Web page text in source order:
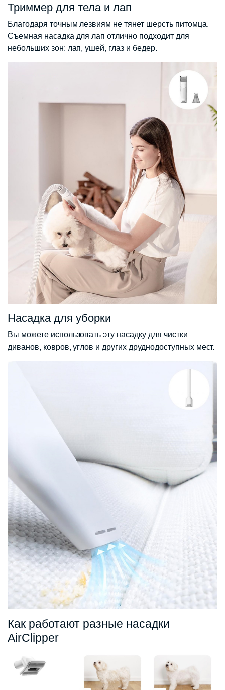
Триммер для тела и лап
Благодаря точным лезвиям не тянет шерсть питомца.
Съемная насадка для лап отлично подходит для
небольших зон: лап, ушей, глаз и бедер.
Насадка для уборки
Вы можете использовать эту насадку для чистки
диванов, ковров, углов и других друднодоступных мест.
Как работают разные насадки
AirClipper